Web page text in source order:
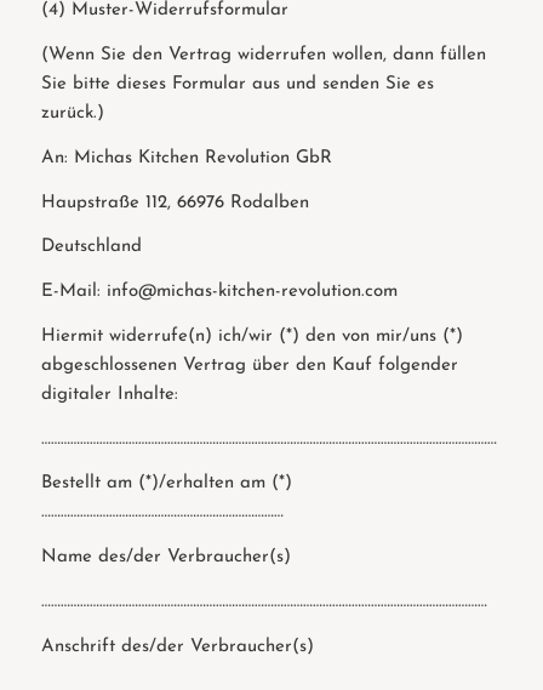
(4) Muster-Widerrufsformular
(Wenn Sie den Vertrag widerrufen wollen, dann füllen
Sie bitte dieses Formular aus und senden Sie es
zurück.)
An: Michas Kitchen Revolution GbR
Haupstraße 112, 66976 Rodalben
Deutschland
E-Mail: info@michas-kitchen-revolution.com
Hiermit widerrufe(n) ich/wir (*) den von mir/uns (*)
abgeschlossenen Vertrag über den Kauf folgender
digitaler Inhalte:
……………………………………………………………………………………………………………………………
Bestellt am (*)/erhalten am (*)
…………………………………………………………………
Name des/der Verbraucher(s)
…………………………………………………………………………………………………………………………
Anschrift des/der Verbraucher(s)